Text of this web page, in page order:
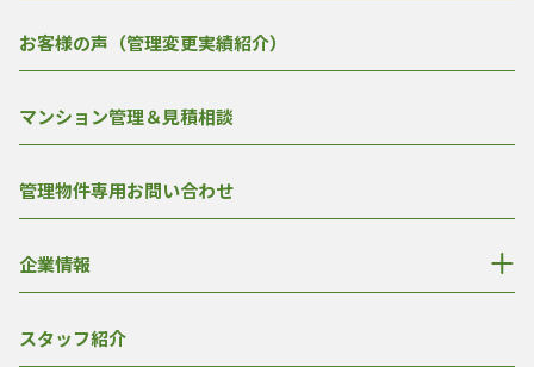
お客様の声（管理変更実績紹介）
マンション管理＆見積相談
管理物件専用お問い合わせ
企業情報
スタッフ紹介